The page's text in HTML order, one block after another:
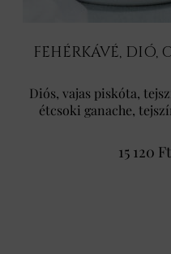
FEHÉRKÁVÉ, DIÓ,
Diós, vajas piskóta,
étcsoki ganache,
15 120 Ft